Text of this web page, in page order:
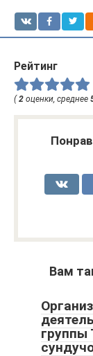
Рейтинг
(2 оценки, среднее
Вам
группы